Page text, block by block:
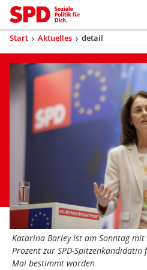
Kopfbereich
Sprungmarken-
Navigation
Hauptnavigation
Sie
sind
hier
Start › Aktuelles › detail
Inhaltsbereich
Aktuelles
Katarina Barley ist am Sonntag
Prozent zur SPD-
Mai bestimmt worden.